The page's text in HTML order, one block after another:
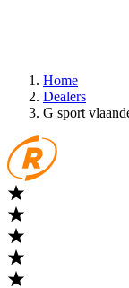
Home
Dealers
G sport